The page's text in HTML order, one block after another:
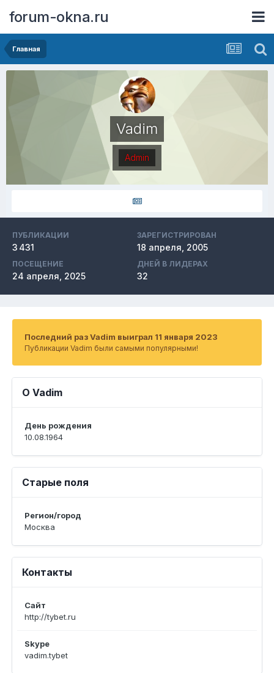
forum-okna.ru
Главная
Vadim
Admin
ПУБЛИКАЦИИ
3 431
ЗАРЕГИСТРИРОВАН
18 апреля, 2005
ПОСЕЩЕНИЕ
24 апреля, 2025
ДНЕЙ В ЛИДЕРАХ
32
Последний раз Vadim выиграл 11 января 2023
Публикации Vadim были самыми популярными!
О Vadim
День рождения
10.08.1964
Старые поля
Регион/город
Москва
Контакты
Сайт
http://tybet.ru
Skype
vadim.tybet